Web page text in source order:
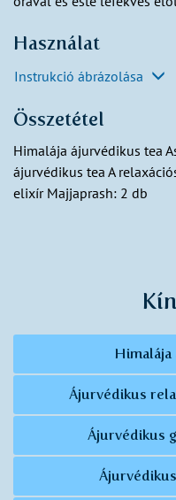
Használat
Instrukció ábrázolása
Összetétel
Himalája ájurvédikus tea
ájurvédikus tea A
elixír Majjaprash: 2 db
Ájurvédikus
Ájurvédikus